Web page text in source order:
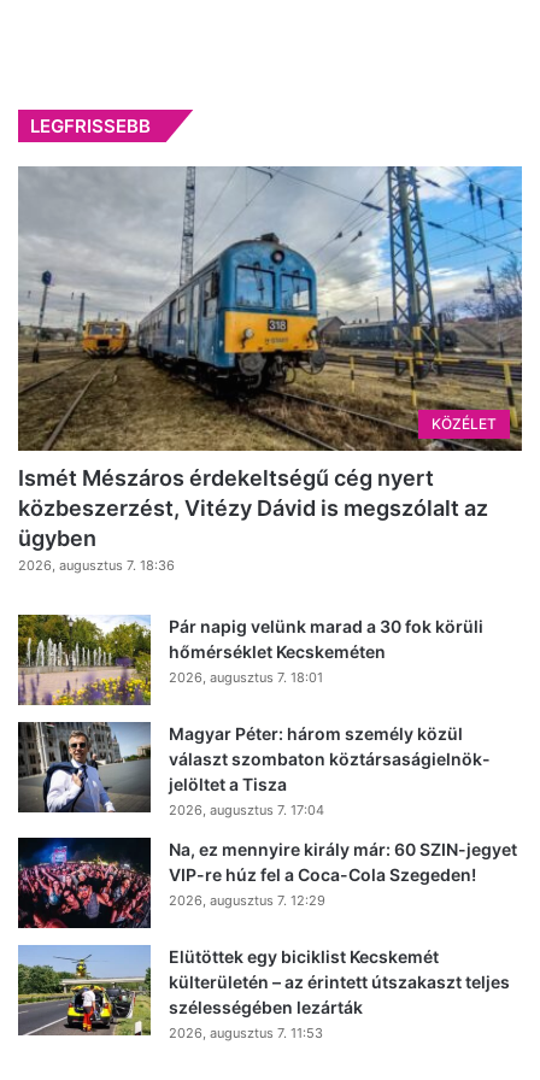
LEGFRISSEBB
KÖZÉLET
Ismét Mészáros érdekeltségű cég nyert
közbeszerzést, Vitézy Dávid is megszólalt az
ügyben
2026, augusztus 7. 18:36
Pár napig velünk marad a 30 fok körüli
hőmérséklet Kecskeméten
2026, augusztus 7. 18:01
Magyar Péter: három személy közül
választ szombaton köztársaságielnök-
jelöltet a Tisza
2026, augusztus 7. 17:04
Na, ez mennyire király már: 60 SZIN-jegyet
VIP-re húz fel a Coca-Cola Szegeden!
2026, augusztus 7. 12:29
Elütöttek egy biciklist Kecskemét
külterületén – az érintett útszakaszt teljes
szélességében lezárták
2026, augusztus 7. 11:53